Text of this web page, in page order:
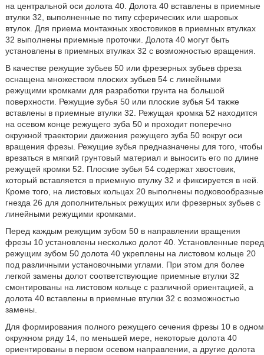
на центральной оси долота 40. Долота 40 вставлены в приемные
втулки 32, выполненные по типу сферических или шаровых
втулок. Для приема монтажных хвостовиков в приемных втулках
32 выполнены приемные проточки. Долота 40 могут быть
установлены в приемных втулках 32 с возможностью вращения.
В качестве режущие зубьев 50 или фрезерных зубьев фреза
оснащена множеством плоских зубьев 54 с линейными
режущими кромками для разработки грунта на большой
поверхности. Режущие зубья 50 или плоские зубья 54 также
вставлены в приемные втулки 32. Режущая кромка 52 находится
на осевом конце режущего зуба 50 и проходит поперечно
окружной траектории движения режущего зуба 50 вокруг оси
вращения фрезы. Режущие зубья предназначены для того, чтобы
врезаться в мягкий грунтовый материал и выносить его по длине
режущей кромки 52. Плоские зубья 54 содержат хвостовик,
который вставляется в приемную втулку 32 и фиксируется в ней.
Кроме того, на листовых кольцах 20 выполнены подковообразные
гнезда 26 для дополнительных режущих или фрезерных зубьев с
линейными режущими кромками.
Перед каждым режущим зубом 50 в направлении вращения
фрезы 10 установлены несколько долот 40. Установленные перед
режущим зубом 50 долота 40 укреплены на листовом кольце 20
под различными установочными углами. При этом для более
легкой замены долот соответствующие приемные втулки 32
смонтированы на листовом кольце с различной ориентацией, а
долота 40 вставлены в приемные втулки 32 с возможностью
замены.
Для формирования полного режущего сечения фрезы 10 в одном
окружном ряду 14, по меньшей мере, некоторые долота 40
ориентированы в первом осевом направлении, а другие долота